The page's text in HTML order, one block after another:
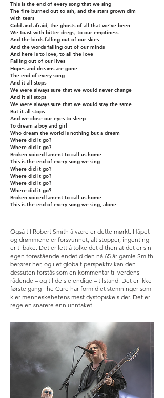
This is the end of every song that we sing
The fire burned out to ash, and the stars grown dim
with tears
Cold and afraid, the ghosts of all that we’ve been
We toast with bitter dregs, to our emptiness
And the birds falling out of our skies
And the words falling out of our minds
And here is to love, to all the love
Falling out of our lives
Hopes and dreams are gone
The end of every song
And it all stops
We were always sure that we would never change
And it all stops
We were always sure that we would stay the same
But it all stops
And we close our eyes to sleep
To dream a boy and girl
Who dream the world is nothing but a dream
Where did it go?
Where did it go?
Broken voiced lament to call us home
This is the end of every song we sing
Where did it go?
Where did it go?
Where did it go?
Where did it go?
Broken voiced lament to call us home
This is the end of every song we sing, alone
Også til Robert Smith å være er dette mørkt. Håpet
og drømmene er forsvunnet, alt stopper, ingenting
er tilbake. Det er lett å tolke det dithen at det er sin
egen forestående endetid den nå 65 år gamle Smith
berører her, og i et globalt perspektiv kan den
dessuten forstås som en kommentar til verdens
rådende – og til dels elendige – tilstand. Det er ikke
første gang The Cure har formidlet stemninger som
kler menneskehetens mest dystopiske sider. Det er
regelen snarere enn unntaket.